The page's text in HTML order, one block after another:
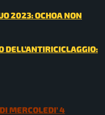
2023: OCHOA NON
DELL’ANTIRICICLAGGIO:
MERCOLEDI’ 4